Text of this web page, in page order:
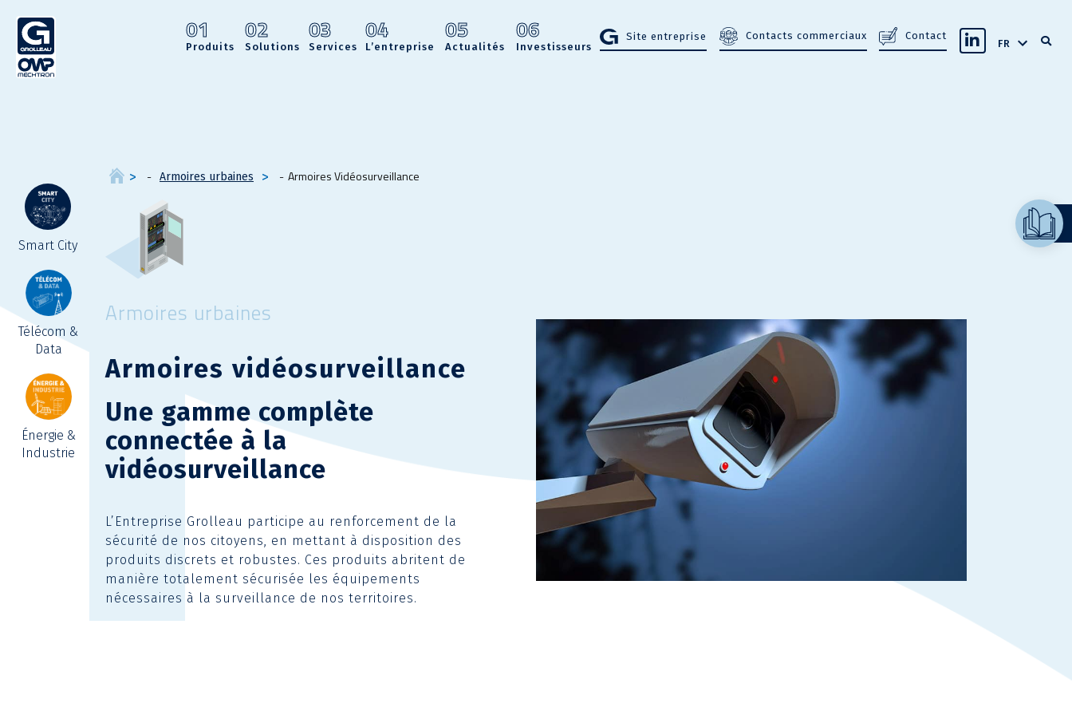
01
Produits
02
Solutions
03
Services
04
L’entreprise
05
Actualités
06
Investisseurs
Site entreprise Contacts commerciaux Contact
FR
Smart City
Télécom &
Data
Énergie &
Industrie
Armoires urbaines Armoires Vidéosurveillance
Armoires urbaines
Armoires vidéosurveillance
Une gamme complète
connectée à la
vidéosurveillance
L’Entreprise Grolleau participe au renforcement de la
sécurité de nos citoyens, en mettant à disposition des
produits discrets et robustes. Ces produits abritent de
manière totalement sécurisée les équipements
nécessaires à la surveillance de nos territoires.